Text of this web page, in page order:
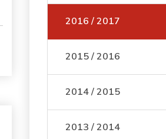
2016 / 2017
2015 / 2016
2014 / 2015
2013 / 2014